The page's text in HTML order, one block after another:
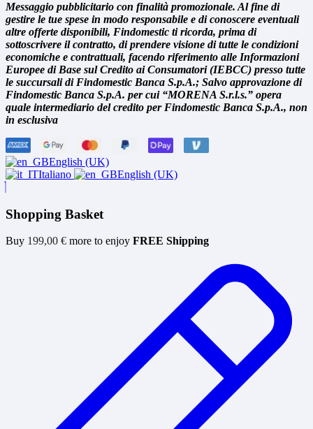
Messaggio pubblicitario con finalità promozionale. Al fine di
gestire le tue spese in modo responsabile e di conoscere eventuali
altre offerte disponibili, Findomestic ti ricorda, prima di
sottoscrivere il contratto, di prendere visione di tutte le condizioni
economiche e contrattuali, facendo riferimento alle Informazioni
Europee di Base sul Credito ai Consumatori (IEBCC) presso tutte
le succursali di Findomestic Banca S.p.A.; Salvo approvazione di
Findomestic Banca S.p.A. per cui “MORENA S.r.l.s.” opera
quale intermediario del credito per Findomestic Banca S.p.A., non
in esclusiva
English (UK)
Italiano
English (UK)
Shopping Basket
Buy 199,00 € more to enjoy FREE Shipping